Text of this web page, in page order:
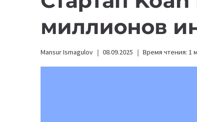
миллионов
Mansur Ismagulov 08.09.2025 Время чтения: 1